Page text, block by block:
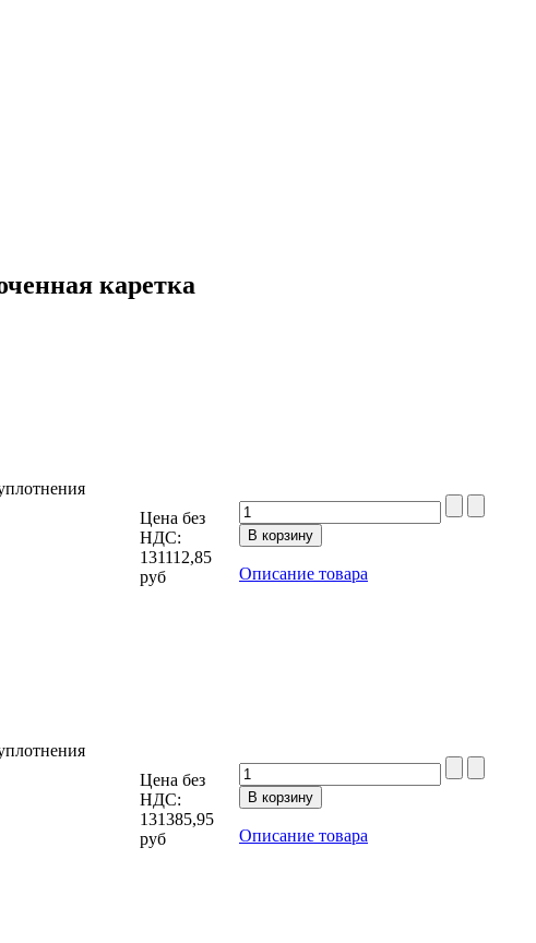
каретка
Цена без
НДС:
131112,85
руб
Описание товара
Цена без
НДС:
131385,95
руб
Описание товара